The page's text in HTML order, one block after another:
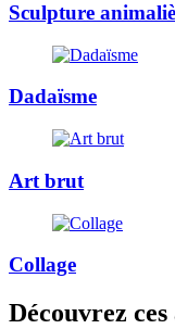
Sculpture
Dadaïsme
Art brut
Collage
Découvrez